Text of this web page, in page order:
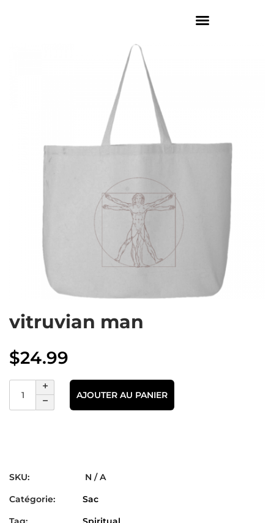
vitruvian man
$24.99
AJOUTER AU PANIER
SKU:
N / A
Catégorie:
Sac